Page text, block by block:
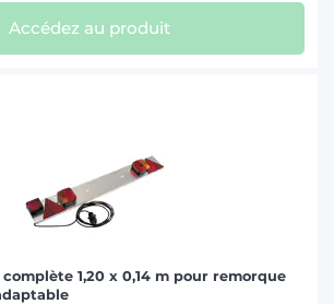
Accédez au produit
1,20 x 0,14 m pour remorque